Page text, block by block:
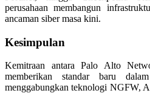
perusahaan membangun
ancaman siber masa kini.
Kesimpulan
Kemitraan antara Palo Alto
memberikan standar baru
menggabungkan teknologi NGFW,